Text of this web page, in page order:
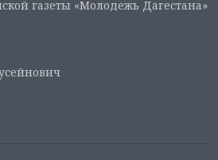
газеты «Молодежь Дагестана»